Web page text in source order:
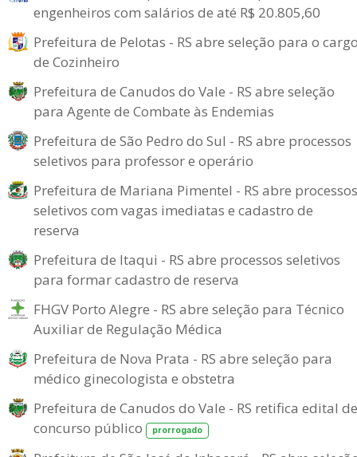
engenheiros com salários de até R$ 20.805,60
Prefeitura de Pelotas - RS abre seleção para o
de Cozinheiro
Prefeitura de Canudos do Vale - RS abre seleção
para Agente de Combate às Endemias
Prefeitura de São Pedro do Sul - RS abre processos
seletivos para professor e operário
Prefeitura de Mariana Pimentel - RS abre processos
seletivos com vagas imediatas e cadastro de
reserva
Prefeitura de Itaqui - RS abre processos seletivos
para formar cadastro de reserva
FHGV Porto Alegre - RS abre seleção para Técnico
Auxiliar de Regulação Médica
Prefeitura de Nova Prata - RS abre seleção para
médico ginecologista e obstetra
Prefeitura de Canudos do Vale - RS retifica edital de
concurso público
prorrogado